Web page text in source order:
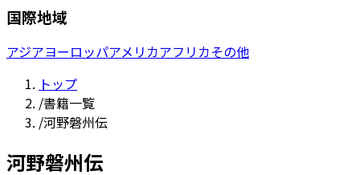
国際地域
アジアヨーロッパアメリカアフリカその他
トップ
/書籍一覧
/河野磐州伝
河野磐州伝